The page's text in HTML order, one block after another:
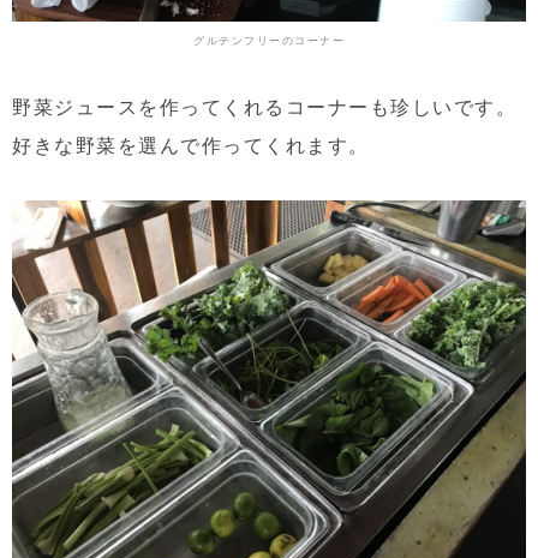
グルテンフリーのコーナー
野菜ジュースを作ってくれるコーナーも珍しいです。
好きな野菜を選んで作ってくれます。